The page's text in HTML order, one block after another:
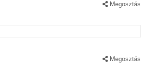
Megosztás
Megosztás